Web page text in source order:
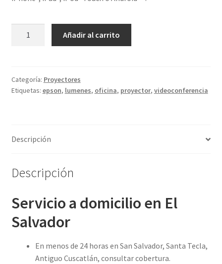
cantidad
Añadir al carrito
Categoría: Proyectores
Etiquetas: epson, lumenes, oficina, proyector, videoconferencia
Descripción
Descripción
Servicio a domicilio en El
Salvador
En menos de 24 horas en San Salvador, Santa Tecla,
Antiguo Cuscatlán, consultar cobertura.